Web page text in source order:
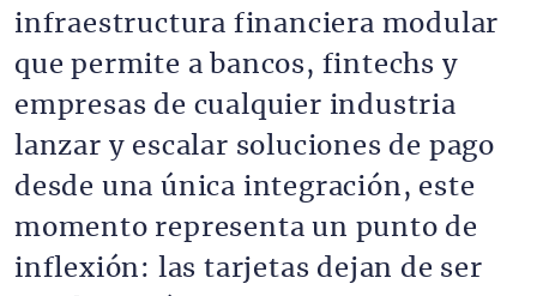
infraestructura financiera modular
que permite a bancos, fintechs y
empresas de cualquier industria
lanzar y escalar soluciones de pago
desde una única integración, este
momento representa un punto de
inflexión: las tarjetas dejan de ser